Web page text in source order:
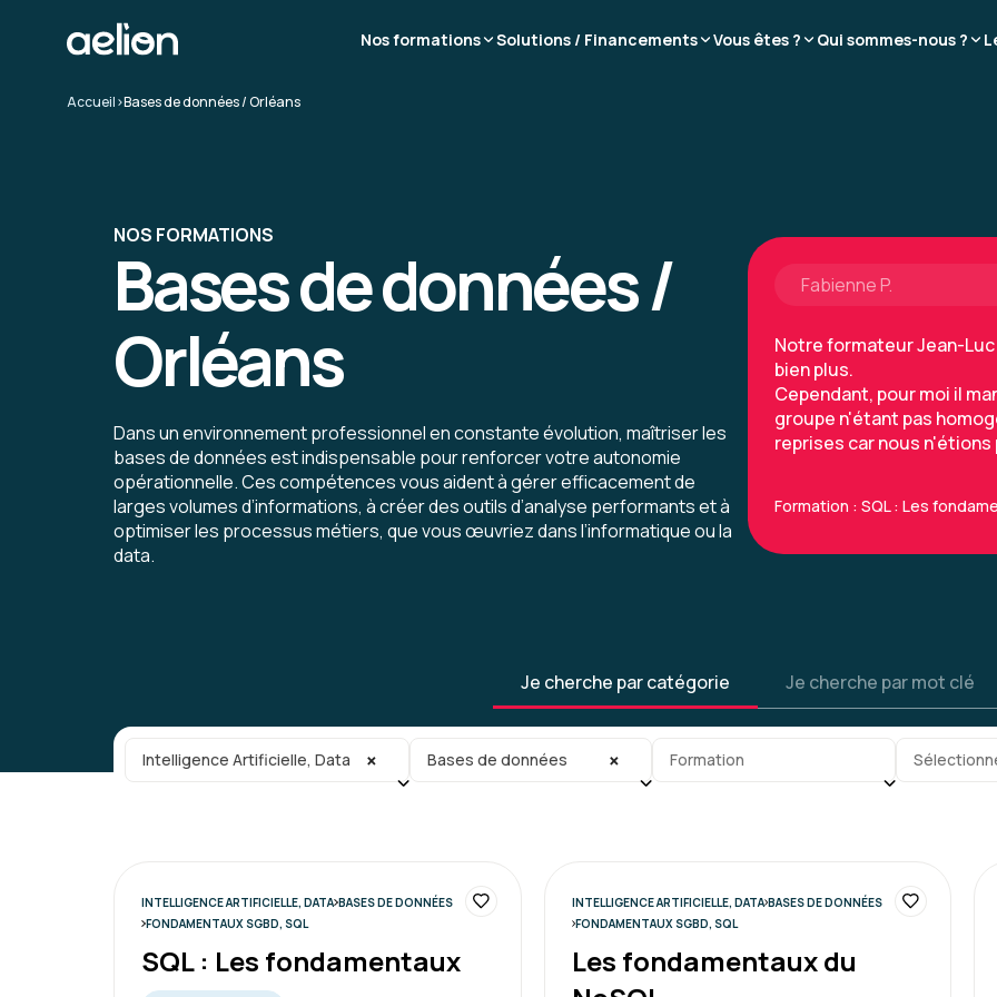
Nos formations Solutions / Financements Vous êtes ? Qui sommes-nous ?
Accueil>Bases de données / Orléans
NOS FORMATIONS
Bases de données /
Orléans
Dans un environnement professionnel en constante évolution, maîtriser les
bases de données est indispensable pour renforcer votre autonomie
opérationnelle. Ces compétences vous aident à gérer efficacement de
larges volumes d’informations, à créer des outils d’analyse performants et à
optimiser les processus métiers, que vous œuvriez dans l’informatique ou la
data.
sont clairs, le formateur
s'attarde sur les points
Fabienne P.
Notre formateur Jean-
bien plus.
Cependant, pour moi il
groupe n'étant pas
reprises car nous
Formation : SQL : Les
Très bonne formation
comprendre le
Accessible à un public
pratique et les
et le partage de son
Xavier R.
Je cherche par catégorie Je cherche par mot clé
Catégorie principale ×
Intelligence Artificielle, Data Sous-catégorie ×
Bases de données Sous-sous-catégorie
Formation Tag
INTELLIGENCE ARTIFICIELLE, DATA BASES DE DONNÉES
FONDAMENTAUX SGBD, SQL
SQL : Les fondamentaux
INTELLIGENCE ARTIFICIELLE, DATA BASES DE DONNÉES
FONDAMENTAUX SGBD, SQL
Les fondamentaux du